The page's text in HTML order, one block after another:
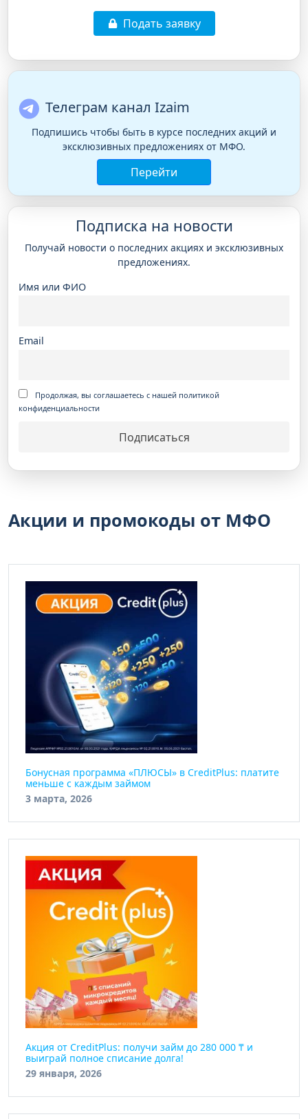
Подать заявку
Телеграм канал Izaim
Подпишись чтобы быть в курсе последних акций и
эксклюзивных предложениях от МФО.
Перейти
Подписка на новости
Получай новости о последних акциях и эксклюзивных
предложениях.
Имя или ФИО
Email
Продолжая, вы соглашаетесь с нашей политикой
конфиденциальности
Акции и промокоды от МФО
Бонусная программа «ПЛЮСЫ» в CreditPlus: платите
меньше с каждым займом
3 марта, 2026
Акция от CreditPlus: получи займ до 280 000 ₸ и
выиграй полное списание долга!
29 января, 2026